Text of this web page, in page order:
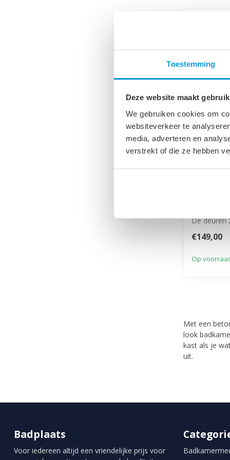
Toestemming
Deze website maakt
We gebruiken cookies om
websiteverkeer te
media, adverteren en
verstrekt of die ze hebben
De deuren
€149,00
Op
Met een
look
kast als je
uit.
Badplaats
Voor iedereen altijd een vriendelijke prijs voor